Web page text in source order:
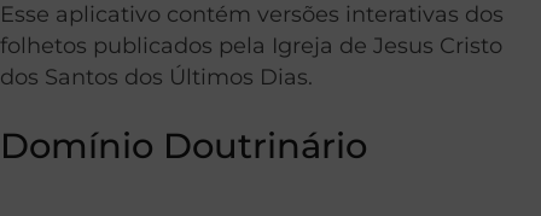
Esse aplicativo contém versões interativas dos
folhetos publicados pela Igreja de Jesus Cristo
dos Santos dos Últimos Dias.
Domínio Doutrinário